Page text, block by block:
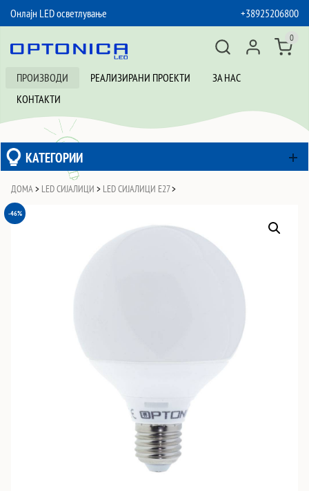
Онлајн LED осветлување
+38925206800
ПРОИЗВОДИ РЕАЛИЗИРАНИ ПРОЕКТИ
ЗА НАС
КОНТАКТИ
0
КАТЕГОРИИ
ДОМА > LED СИЈАЛИЦИ > LED СИЈАЛИЦИ Е27>
-46%